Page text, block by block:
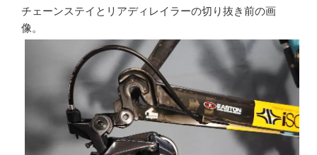
チェーンステイとリアディレイラーの切り抜き前の画
像。